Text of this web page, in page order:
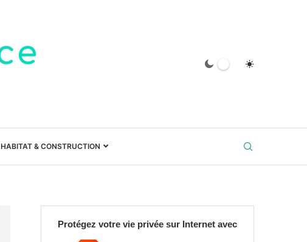
HABITAT & CONSTRUCTION
Protégez votre vie privée sur Internet avec